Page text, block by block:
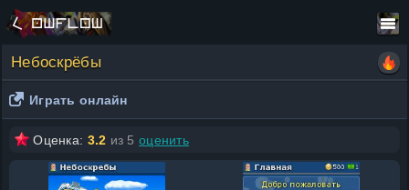
Небоскрёбы
Играть онлайн
Оценка: 3.2 из 5 оценить